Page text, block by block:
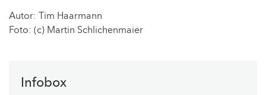
Autor: Tim Haarmann
Foto: (c) Martin Schlichenmaier
Infobox